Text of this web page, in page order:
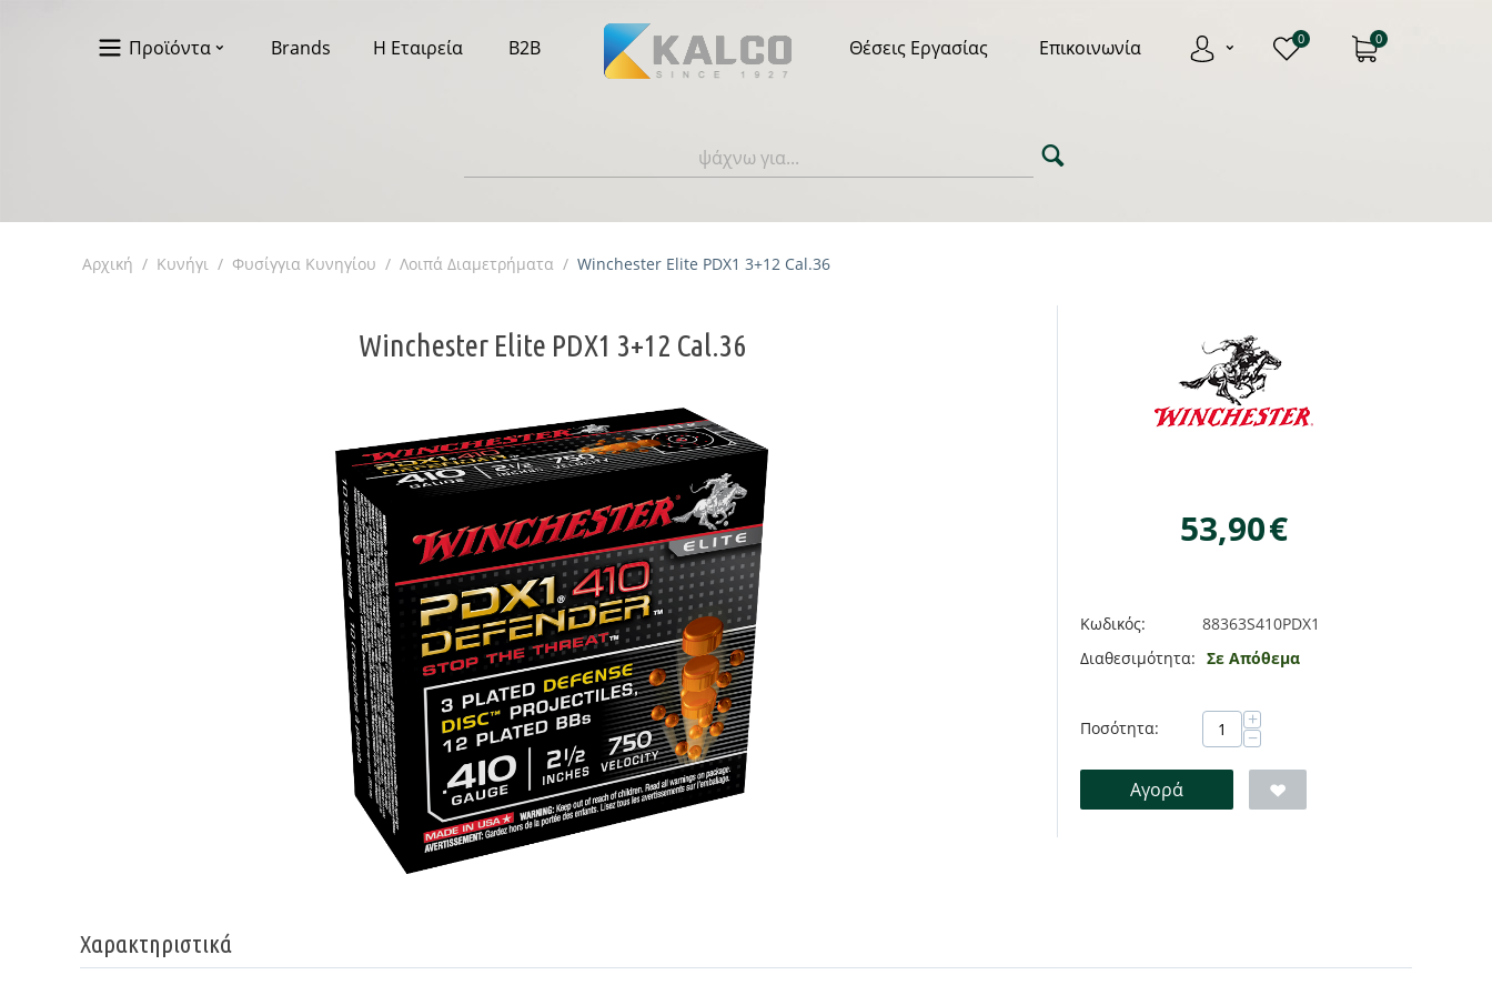
Προϊόντα Brands Η Εταιρεία B2B Θέσεις Εργασίας Επικοινωνία 0 0
Αρχική / Κυνήγι / Φυσίγγια Κυνηγίου / Λοιπά Διαμετρήματα / Winchester Elite PDX1 3+12 Cal.36
Winchester Elite PDX1 3+12 Cal.36
53,90€
Κωδικός:
88363S410PDX1
Διαθεσιμότητα: Σε Απόθεμα
Ποσότητα: +
−
Αγορά
Χαρακτηριστικά